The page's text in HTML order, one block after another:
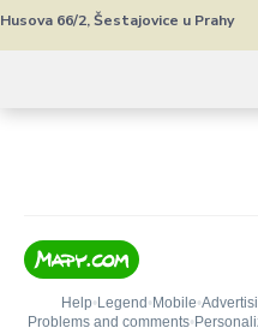
Husova 66/2, Šestajovice u Prahy